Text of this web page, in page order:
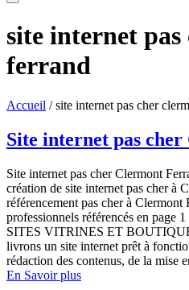
site internet
ferrand
Accueil /site internet pas cher
Site internet pas
Site internet pas cher Clermont
création de site internet pas cher à
référencement pas cher à Clermont
professionnels référencés en page
SITES VITRINES ET
livrons un site internet prêt à
rédaction des contenus, de la mise
En Savoir plus